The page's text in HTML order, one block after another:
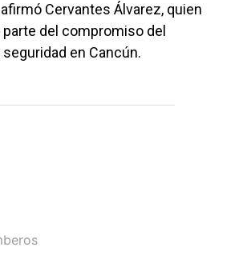
Cervantes Álvarez, quien
del compromiso del
en Cancún.